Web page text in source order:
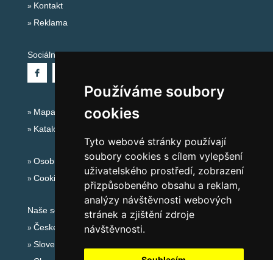
Používáme soubory
cookies
Tyto webové stránky používají
soubory cookies s cílem vylepšení
uživatelského prostředí, zobrazení
přizpůsobeného obsahu a reklam,
analýzy návštěvnosti webových
stránek a zjištění zdroje
návštěvnosti.
Kontakt
Reklama
Sociální sítě:
Mapa serveru Alpy - Rakousko
Katalog ubytování
Osobní údaje
Cookies
Naše servery:
České hory
Slovenské hory